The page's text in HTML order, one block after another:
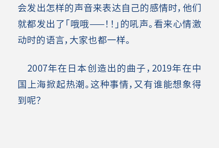
会发出怎样的声音来表达自己的感情时，他们
就都发出了「哦哦——！！」的吼声。看来心情激
动时的语言，大家也都一样。
2007年在日本创造出的曲子，2019年在中
国上海掀起热潮。这种事情，又有谁能想象得
到呢？